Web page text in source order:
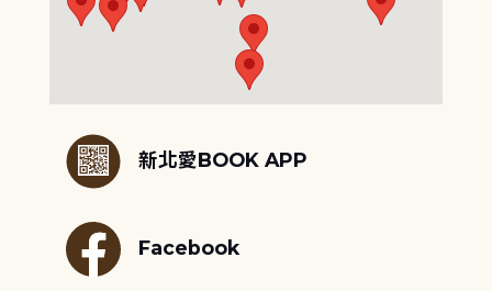
新北愛BOOK APP
Facebook